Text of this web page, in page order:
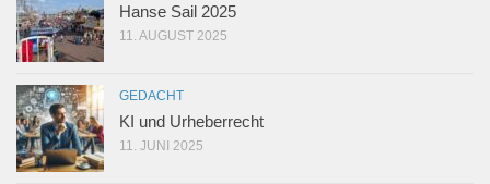
Hanse Sail 2025
11. AUGUST 2025
GEDACHT
KI und Urheberrecht
11. JUNI 2025